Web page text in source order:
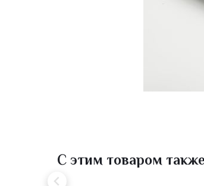
С этим товаром